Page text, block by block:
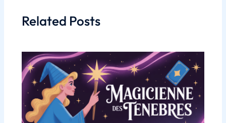
Related Posts